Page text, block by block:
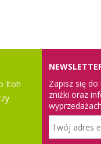
Itoh
Zapisz się
zniżki oraz